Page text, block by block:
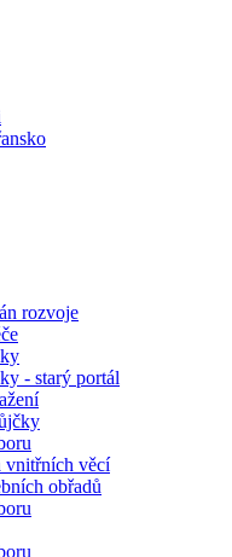
rozvoje
- starý portál
vnitřních věcí
obřadů